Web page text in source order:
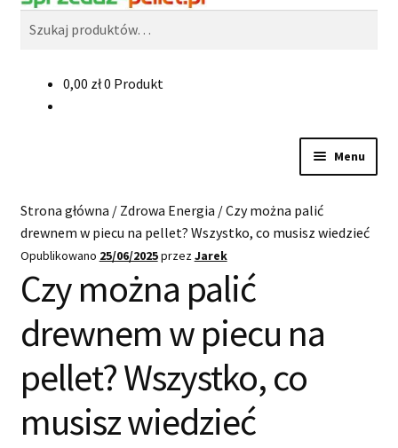
0,00 zł0 Produkt
Menu
Dostawa i płatności
O nas
Blog
Kontakt
Strona główna / Zdrowa Energia /Czy można palić
drewnem w piecu na pellet? Wszystko, co musisz wiedzieć
Opublikowano 25/06/2025przezJarek
Czy można palić
drewnem w piecu na
pellet? Wszystko, co
musisz wiedzieć